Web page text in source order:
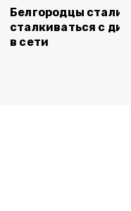
Белгородцы стали
сталкиваться с
в сети